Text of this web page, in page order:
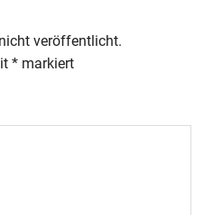
veröffentlicht.
* markiert